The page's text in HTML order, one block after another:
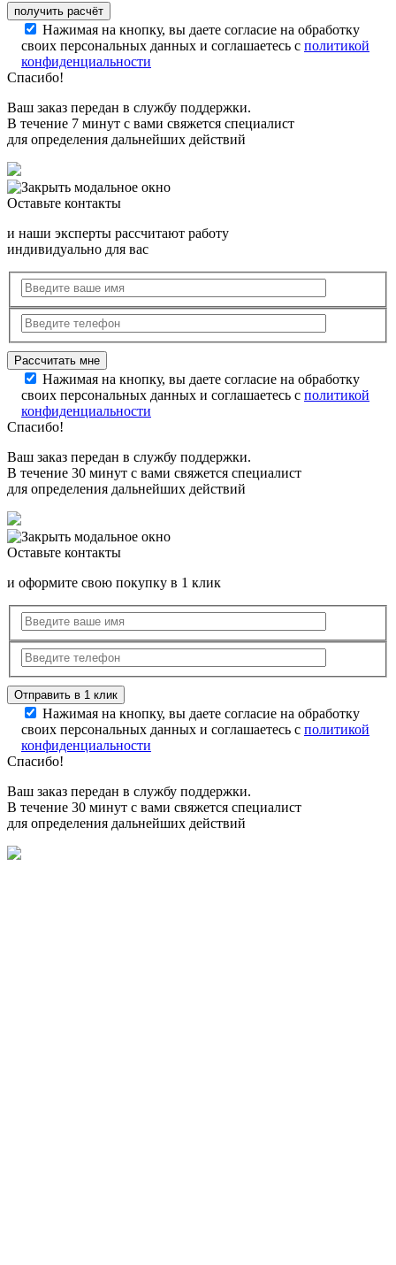
Нажимая на кнопку, вы даете согласие на обработку
своих персональных данных и соглашаетесь с политикой
конфиденциальности
Спасибо!
Ваш заказ передан в службу поддержки.
В течение 7 минут с вами свяжется специалист
для определения дальнейших действий
Оставьте контакты
и наши эксперты рассчитают работу
индивидуально для вас
Нажимая на кнопку, вы даете согласие на обработку
своих персональных данных и соглашаетесь с политикой
конфиденциальности
Спасибо!
Ваш заказ передан в службу поддержки.
В течение 30 минут с вами свяжется специалист
для определения дальнейших действий
Оставьте контакты
и оформите свою покупку в 1 клик
Нажимая на кнопку, вы даете согласие на обработку
своих персональных данных и соглашаетесь с политикой
конфиденциальности
Спасибо!
Ваш заказ передан в службу поддержки.
В течение 30 минут с вами свяжется специалист
для определения дальнейших действий